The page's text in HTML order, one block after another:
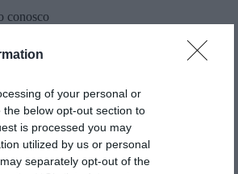
of your personal or
below opt-out section to
is processed you may
utilized by us or personal
separately opt-out of the
conosco
per
gli dica
che
a
Cometa